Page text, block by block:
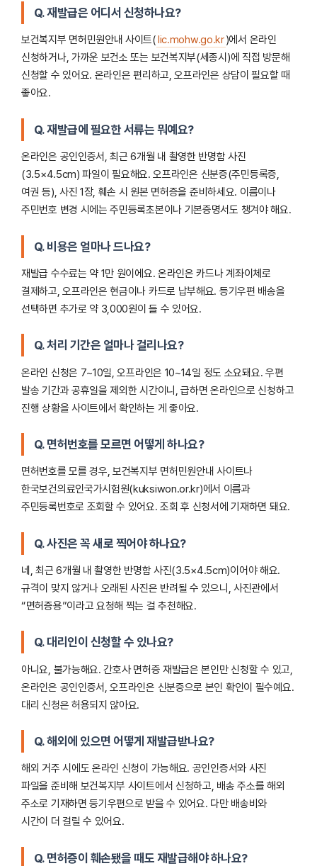
Q. 재발급은 어디서 신청하나요?
보건복지부 면허민원안내 사이트( lic.mohw.go.kr)에서 온라인
신청하거나, 가까운 보건소 또는 보건복지부(세종시)에 직접 방문해
신청할 수 있어요. 온라인은 편리하고, 오프라인은 상담이 필요할 때
좋아요.
Q. 재발급에 필요한 서류는 뭐예요?
온라인은 공인인증서, 최근 6개월 내 촬영한 반명함 사진
(3.5×4.5cm) 파일이 필요해요. 오프라인은 신분증(주민등록증,
여권 등), 사진 1장, 훼손 시 원본 면허증을 준비하세요. 이름이나
주민번호 변경 시에는 주민등록초본이나 기본증명서도 챙겨야 해요.
Q. 비용은 얼마나 드나요?
재발급 수수료는 약 1만 원이에요. 온라인은 카드나 계좌이체로
결제하고, 오프라인은 현금이나 카드로 납부해요. 등기우편 배송을
선택하면 추가로 약 3,000원이 들 수 있어요.
Q. 처리 기간은 얼마나 걸리나요?
온라인 신청은 7~10일, 오프라인은 10~14일 정도 소요돼요. 우편
발송 기간과 공휴일을 제외한 시간이니, 급하면 온라인으로 신청하고
진행 상황을 사이트에서 확인하는 게 좋아요.
Q. 면허번호를 모르면 어떻게 하나요?
면허번호를 모를 경우, 보건복지부 면허민원안내 사이트나
한국보건의료인국가시험원(kuksiwon.or.kr)에서 이름과
주민등록번호로 조회할 수 있어요. 조회 후 신청서에 기재하면 돼요.
Q. 사진은 꼭 새로 찍어야 하나요?
네, 최근 6개월 내 촬영한 반명함 사진(3.5×4.5cm)이어야 해요.
규격이 맞지 않거나 오래된 사진은 반려될 수 있으니, 사진관에서
“면허증용”이라고 요청해 찍는 걸 추천해요.
Q. 대리인이 신청할 수 있나요?
아니요, 불가능해요. 간호사 면허증 재발급은 본인만 신청할 수 있고,
온라인은 공인인증서, 오프라인은 신분증으로 본인 확인이 필수예요.
대리 신청은 허용되지 않아요.
Q. 해외에 있으면 어떻게 재발급받나요?
해외 거주 시에도 온라인 신청이 가능해요. 공인인증서와 사진
파일을 준비해 보건복지부 사이트에서 신청하고, 배송 주소를 해외
주소로 기재하면 등기우편으로 받을 수 있어요. 다만 배송비와
시간이 더 걸릴 수 있어요.
Q. 면허증이 훼손됐을 때도 재발급해야 하나요?